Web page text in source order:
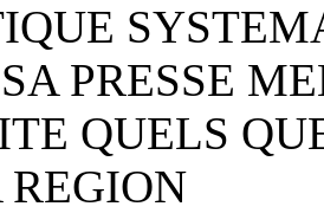
PRESSE
QUELS